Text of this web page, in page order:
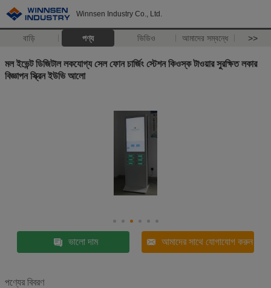
Winnsen Industry Co., Ltd.
বাড়ি পণ্য ভিডিও আমাদের সম্বন্ধে >>
মল ইভেন্ট ডিজিটাল লকযোগ্য সেল ফোন চার্জিং স্টেশন কিওস্ক টাওয়ার সুরক্ষিত লকার
বিজ্ঞাপন স্ক্রিন ইউভি আলো
ভালো দাম আমাদের সাথে যোগাযোগ করুন
পণ্যের বিবরণ